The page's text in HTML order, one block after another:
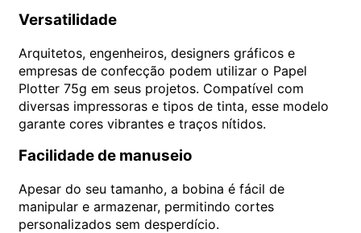
Versatilidade
Arquitetos, engenheiros, designers gráficos e
empresas de confecção podem utilizar o Papel
Plotter 75g em seus projetos. Compatível com
diversas impressoras e tipos de tinta, esse modelo
garante cores vibrantes e traços nítidos.
Facilidade de manuseio
Apesar do seu tamanho, a bobina é fácil de
manipular e armazenar, permitindo cortes
personalizados sem desperdício.